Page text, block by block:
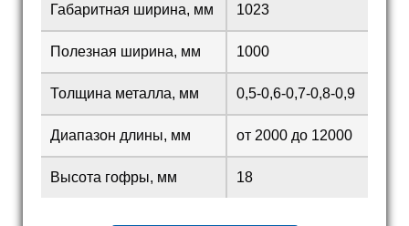
Габаритная ширина, мм 1023
Полезная ширина, мм 1000
Толщина металла, мм 0,5-0,6-0,7-0,8-0,9
Диапазон длины, мм от 2000 до 12000
Высота гофры, мм 18